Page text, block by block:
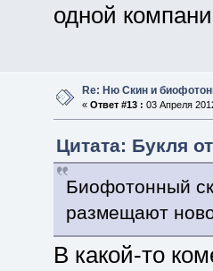
одной
Re: Ню Скин и
« Ответ #13 : 03 Апреля
Цитата: Букля
Биофотонный
размещают
В какой-то